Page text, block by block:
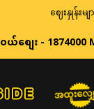
ဈေးနှုန်းမျ
ဝယ်စျေး - 1874000
အထူးလျှေ